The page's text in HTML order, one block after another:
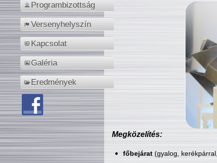
Programbizottság
Versenyhelyszín
Kapcsolat
Galéria
Eredmények
Megközelítés:
főbejárat(gyalog,